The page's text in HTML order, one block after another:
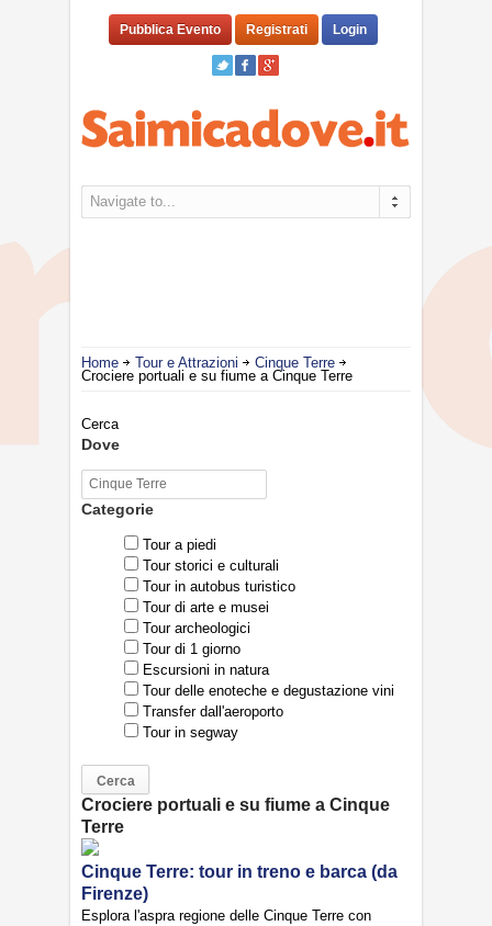
Pubblica Evento Registrati Login
Navigate to...
Home Tour e Attrazioni
Cinque Terre
Crociere portuali e su fiume a Cinque Terre
Cerca
Dove
Categorie
Tour a piedi
Tour storici e culturali
Tour in autobus turistico
Tour di arte e musei
Tour archeologici
Tour di 1 giorno
Escursioni in natura
Tour delle enoteche e degustazione vini
Transfer dall'aeroporto
Tour in segway
Crociere portuali e su fiume a Cinque
Terre
Cinque Terre: tour in treno e barca (da
Firenze)
Esplora l'aspra regione delle Cinque Terre con